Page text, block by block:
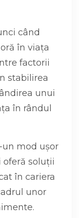
când
în viața
factorii
stabilirea
unui
în rândul
un mod ușor
soluții
în cariera
unor